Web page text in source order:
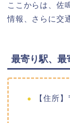
ここからは、佐
情報、さらに交
最寄り駅、最
【住所